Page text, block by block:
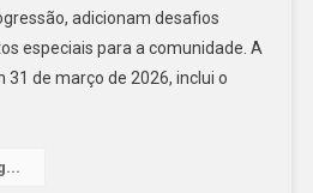
adicionam desafios
especiais para a comunidade. A
de março de 2026, inclui o